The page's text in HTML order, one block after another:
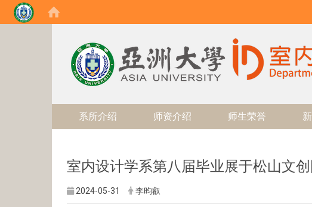
系所介绍 师资介绍 师生荣誉
室内设计学系第八届毕业展于松山文
2024-05-31 李昀叡